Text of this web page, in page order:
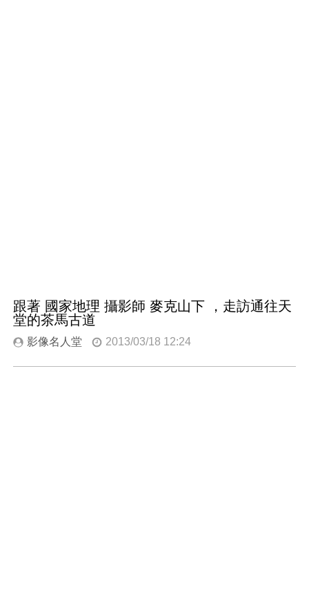
跟著 國家地理 攝影師 麥克山下 ，走訪通往天
堂的茶馬古道
影像名人堂 2013/03/18 12:24